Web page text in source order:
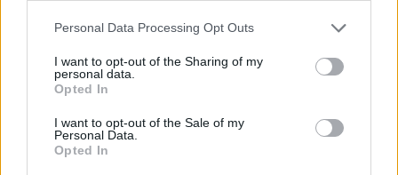
Personal Data Processing Opt Outs
I want to opt-out of the Sharing of my
personal data.
Opted In
I want to opt-out of the Sale of my
Personal Data.
Opted In